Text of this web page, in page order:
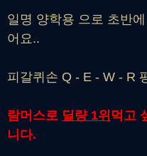
일명 양학용 으로 초반
어요..
피갈퀴손 Q - E - W - R
람머스로 딜량 1위 먹고
니다.